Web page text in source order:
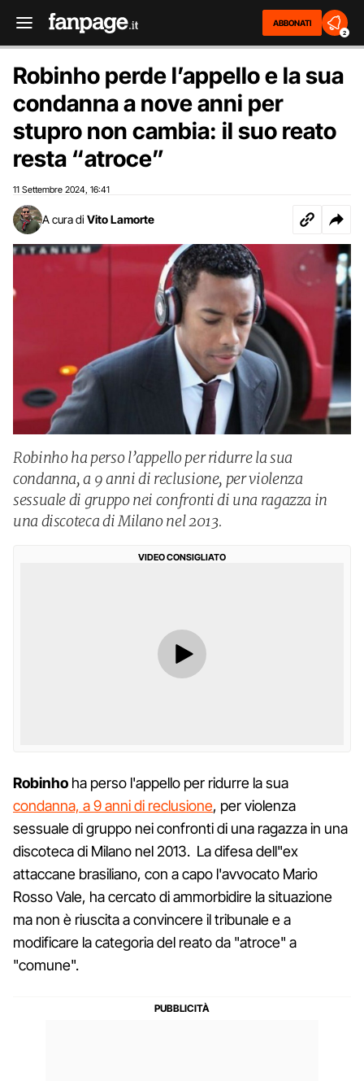
ABBONATI
2
Robinho perde l’appello e la sua
condanna a nove anni per
stupro non cambia: il suo reato
resta “atroce”
11 Settembre 2024 16:41
A cura di Vito Lamorte
Robinho ha perso l’appello per ridurre la sua
condanna, a 9 anni di reclusione, per violenza
sessuale di gruppo nei confronti di una ragazza in
una discoteca di Milano nel 2013.
VIDEO CONSIGLIATO
Robinho ha perso l'appello per ridurre la sua
condanna, a 9 anni di reclusione, per violenza
sessuale di gruppo nei confronti di una ragazza in una
discoteca di Milano nel 2013. La difesa dell"ex
attaccane brasiliano, con a capo l'avvocato Mario
Rosso Vale, ha cercato di ammorbidire la situazione
ma non è riuscita a convincere il tribunale e a
modificare la categoria del reato da "atroce" a
"comune".